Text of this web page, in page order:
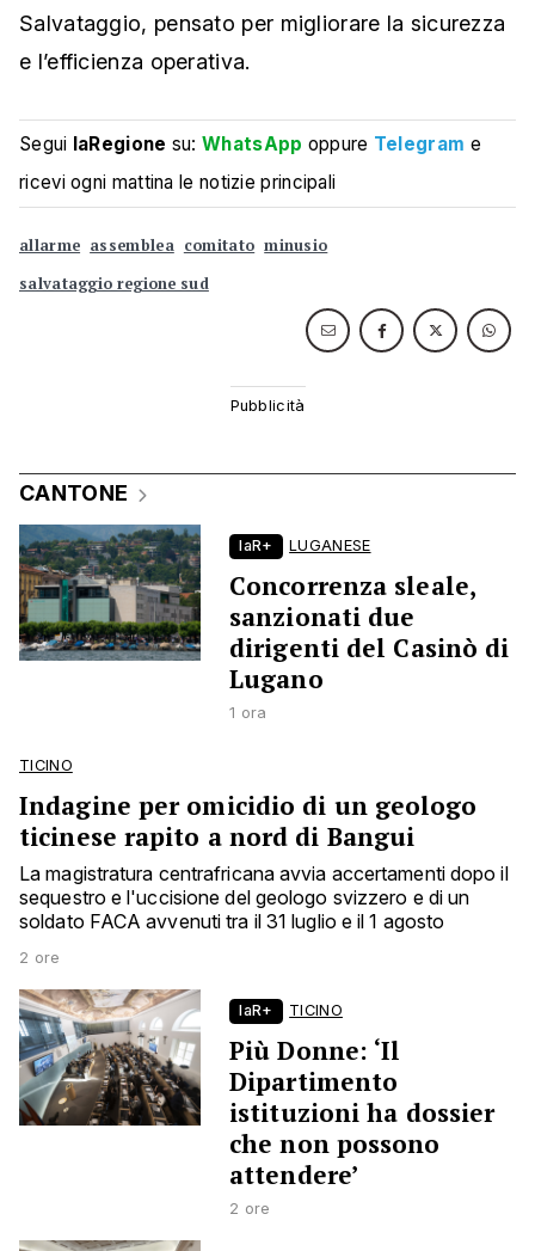
Salvataggio, pensato per migliorare la sicurezza
e l’efficienza operativa.
Segui laRegione su:WhatsApp oppure Telegram e
ricevi ogni mattina le notizie principali
allarme assemblea comitato minusio
salvataggio regione sud
CANTONE
laR+ LUGANESE
Concorrenza sleale,
sanzionati due
dirigenti del Casinò di
Lugano
1 ora
TICINO
Indagine per omicidio di un geologo
ticinese rapito a nord di Bangui
La magistratura centrafricana avvia accertamenti dopo il
sequestro e l'uccisione del geologo svizzero e di un
soldato FACA avvenuti tra il 31 luglio e il 1 agosto
2 ore
laR+ TICINO
Più Donne: ‘Il
Dipartimento
istituzioni ha dossier
che non possono
attendere’
2 ore